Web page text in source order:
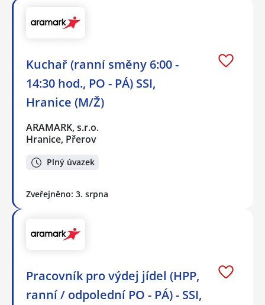
Kuchař (ranní směny 6:00 -
14:30 hod., PO - PÁ) SSI,
Hranice (M/Ž)
ARAMARK, s.r.o.
Hranice, Přerov
Plný úvazek
Zveřejněno: 3. srpna
Pracovník pro výdej jídel (HPP,
ranní / odpolední PO - PÁ) - SSI,